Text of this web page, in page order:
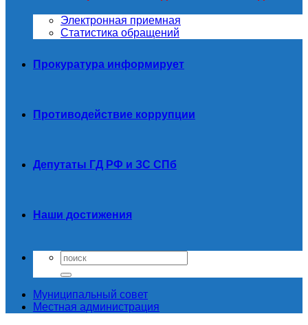
Электронная приемная
Статистика обращений
Прокуратура информирует
Противодействие коррупции
Депутаты ГД РФ и ЗС СПб
Наши достижения
Муниципальный совет
Местная администрация